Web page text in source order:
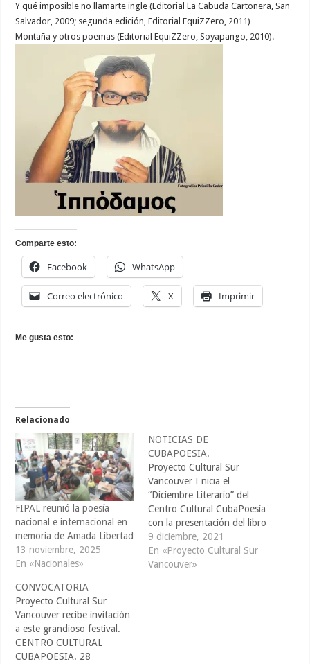
Y qué imposible no llamarte ingle (Editorial La Cabuda Cartonera, San
Salvador, 2009; segunda edición, Editorial EquiZZero, 2011)
Montaña y otros poemas (Editorial EquiZZero, Soyapango, 2010).
Comparte esto:
Facebook WhatsApp
Correo electrónico X Imprimir
Me gusta esto:
Relacionado
FIPAL reunió la poesía
nacional e internacional en
memoria de Amada Libertad
13 noviembre, 2025
En «Nacionales»
NOTICIAS DE
CUBAPOESIA.
Proyecto Cultural Sur
Vancouver I nicia el
“Diciembre Literario” del
Centro Cultural CubaPoesía
con la presentación del libro
“Más bien el tiempo”, del
poeta cubano Carlos Martí.
como parte de la
9 diciembre, 2021
En «Proyecto Cultural Sur
Vancouver»
CONVOCATORIA
Proyecto Cultural Sur
Vancouver recibe invitación
a este grandioso festival.
CENTRO CULTURAL
CUBAPOESIA. 28